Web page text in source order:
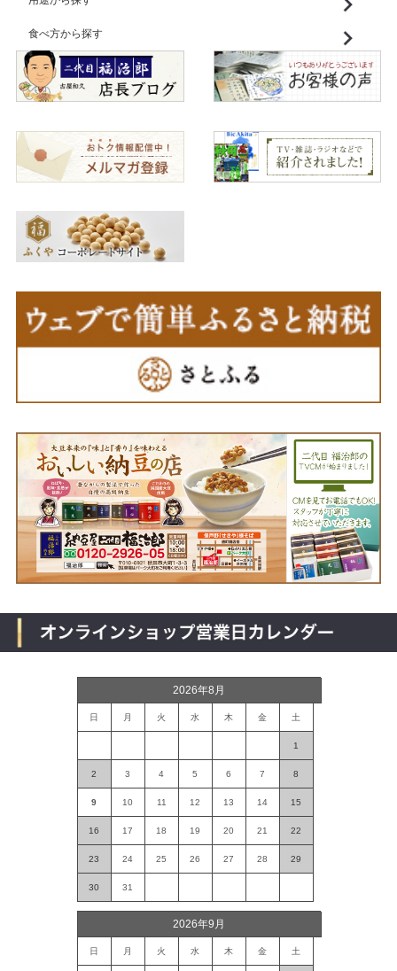
食べ方から探す
2026年8月
日 月 火 水 木 金 土
1
2 3 4 5 6 7 8
9 10 11 12 13 14 15
16 17 18 19 20 21 22
23 24 25 26 27 28 29
30 31
2026年9月
日 月 火 水 木 金 土